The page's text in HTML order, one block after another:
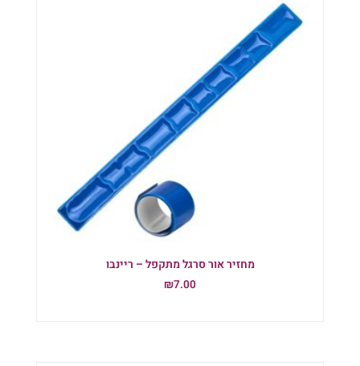
מחזיר אור סרגל מתקפל – ריינבו
₪7.00